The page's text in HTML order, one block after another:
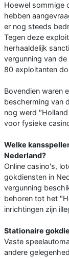
Hoewel sommige
hebben
er nog steeds
Tegen deze
herhaaldelijk
vergunning van
80 exploitanten
Bovendien waren
bescherming van
nog werd
voor fysieke
Welke
Nederland?
Online casino's,
gokdiensten in
vergunning
behoren tot het
inrichtingen zijn
Stationaire
Vaste
andere